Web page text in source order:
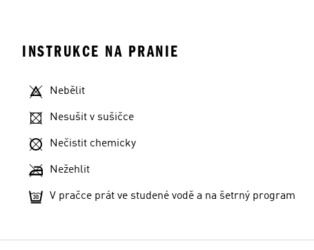
INSTRUKCE NA PRANIE
Nebělit
Nesušit v sušičce
Nečistit chemicky
Nežehlit
V pračce prát ve studené vodě a na šetrný program